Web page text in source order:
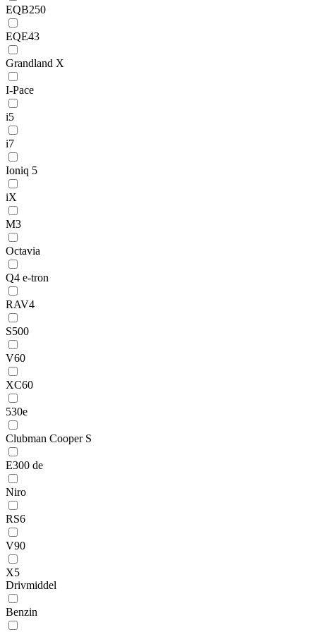
EQB250
EQE43
Grandland X
I-Pace
i5
i7
Ioniq 5
iX
M3
Octavia
Q4 e-tron
RAV4
S500
V60
XC60
530e
Clubman Cooper S
E300 de
Niro
RS6
V90
X5
Drivmiddel
Benzin